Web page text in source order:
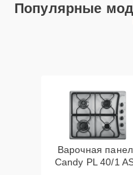
Популярные
Варочная
Candy PL 40/1